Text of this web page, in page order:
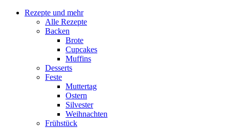
Rezepte und mehr
Alle Rezepte
Backen
Brote
Cupcakes
Muffins
Desserts
Feste
Muttertag
Ostern
Silvester
Weihnachten
Frühstück